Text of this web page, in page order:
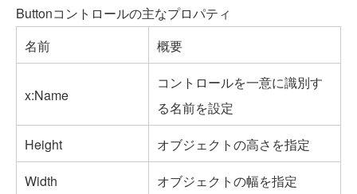
Buttonコントロールの主なプロパティ
名前
概要
x:Name
コントロールを一意に識別す
る名前を設定
Height
オブジェクトの高さを指定
Width
オブジェクトの幅を指定